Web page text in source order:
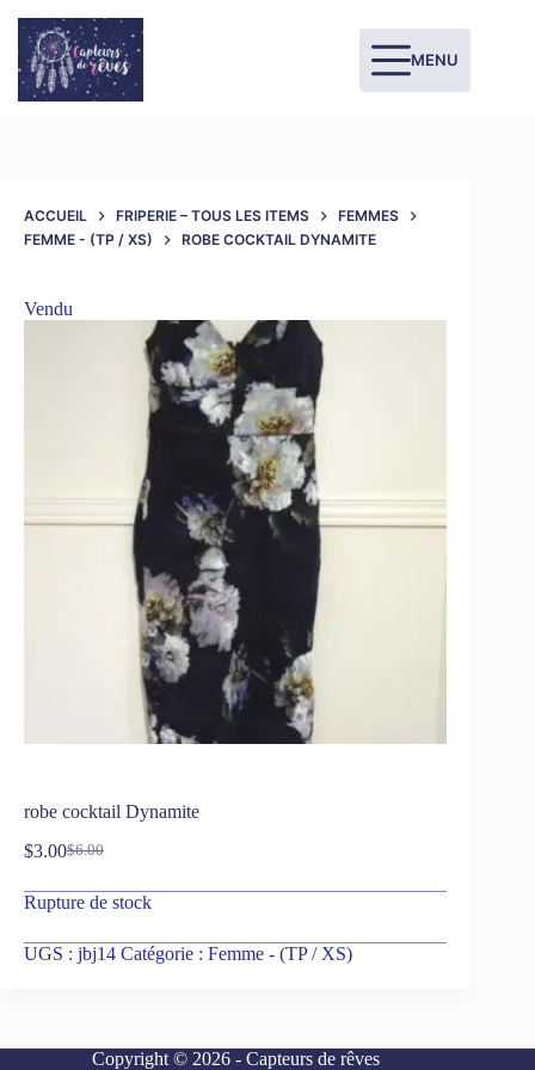
MENU
ACCUEIL FRIPERIE – TOUS LES ITEMS
FEMMES
FEMME - (TP / XS)
ROBE COCKTAIL DYNAMITE
Vendu
robe cocktail Dynamite
$6.00
$3.00
Rupture de stock
UGS : jbj14 Catégorie : Femme - (TP / XS)
Copyright © 2026 - Capteurs de rêves